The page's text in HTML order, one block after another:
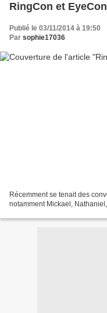
RingCon et EyeCon
Publié le 03/11/2014 à 19:50
Par sophie17036
Récemment se tenait des
notamment Mickael,